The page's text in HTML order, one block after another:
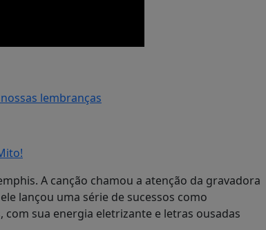
lembranças
A canção chamou a atenção da gravadora
lançou uma série de sucessos como
com sua energia eletrizante e letras ousadas